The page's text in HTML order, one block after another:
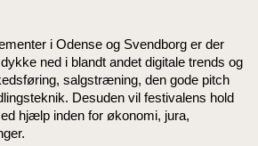
i Odense og Svendborg er der
ned i blandt andet digitale trends og
salgstræning, den gode pitch
Desuden vil festivalens hold
hjælp inden for økonomi, jura,